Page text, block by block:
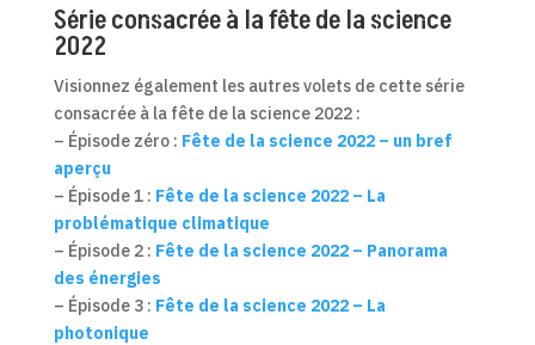
Série consacrée à la fête de la science
2022
Visionnez également les autres volets de cette série
consacrée à la fête de la science 2022 :
– Épisode zéro : Fête de la science 2022 – un bref
aperçu
– Épisode 1 : Fête de la science 2022 – La
problématique climatique
– Épisode 2 : Fête de la science 2022 – Panorama
des énergies
– Épisode 3 : Fête de la science 2022 – La
photonique